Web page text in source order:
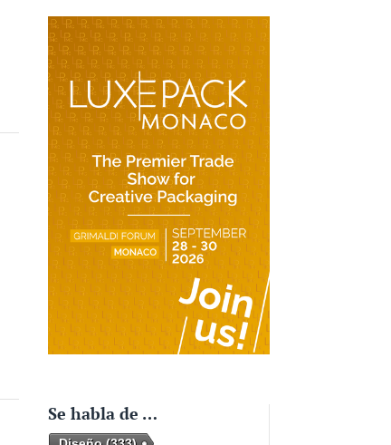
Se habla de …